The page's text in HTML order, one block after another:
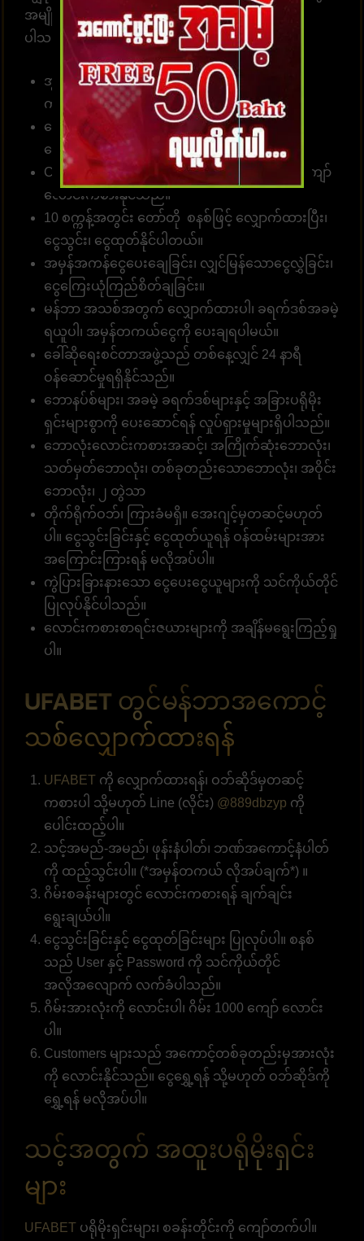
အမျိုးမျိုးသော အကျိုးကျေးဇူးများကို စုစည်းထား
ပါသည်။
အွန်လိုင်းဘောလုံးလောင်းကြေကိုး 10 ဘတ် (၅၀၀
ကျပ် )မှစတင်နိုင်။
လောင်းကစား၊ အားကစားဂိမ်းများ၊ ကာစီနိုများ၊ စ
လော့များအတွက်
ဝန်ဆောင်မှုလင့်ခ်
Customer တစ်ဦးတည်းသည် ဂိမ်းပေါင်း 1၀00 ကျော်
လောင်းကစားနိုင်သည်။
10 စက္ကန့်အတွင်း တော်တို စနစ်ဖြင့် လျှောက်ထားပြီး၊
ငွေသွင်း၊ ငွေထုတ်နိုင်ပါတယ်။
အမှန်အကန်ငွေပေးချေခြင်း၊ လျှင်မြန်သောငွေလွှဲခြင်း၊
ငွေကြေးယုံကြည်စိတ်ချခြင်း။
မန်ဘာ အသစ်အတွက် လျှောက်ထားပါ၊ ခရက်ဒစ်အခမဲ့
ရယူပါ၊ အမှန်တကယ်ငွေကို ပေးချရပါမယ်။
ခေါ်ဆိုရေးစင်တာအဖွဲ့သည် တစ်နေ့လျှင် 24 နာရီ
ဝန်ဆောင်မှုရရှိနိုင်သည်။
ဘောနပ်စ်များ၊ အခမဲ့ ခရက်ဒစ်များနှင့် အခြားပရိုမိုး
ရှင်းများစွာကို ပေးဆောင်ရန် လှုပ်ရှားမှုများရှိပါသည်။
ဘောလုံးလောင်းကစားအဆင့်၊ အကြိုက်ဆုံးဘောလုံး၊
သတ်မှတ်ဘောလုံး၊ တစ်ခုတည်းသောဘောလုံး၊ အဝိုင်း
ဘောလုံး၊ ၂ တွဲသာ
တိုက်ရိုက်ဝဘ်၊ ကြားခံမရှိ။ အေးဂျင့်မှတဆင့်မဟုတ်
ပါ။ ငွေသွင်းခြင်းနှင့် ငွေထုတ်ယူရန် ဝန်ထမ်းများအား
အကြောင်းကြားရန် မလိုအပ်ပါ။
ကွဲပြားခြားနားသော ငွေပေးငွေယူများကို သင်ကိုယ်တိုင်
ပြုလုပ်နိုင်ပါသည်။
လောင်းကစားစာရင်းဇယားများကို အချိန်မရွေးကြည့်ရှု
ပါ။
UFABET တွင်မန်ဘာအကောင့်
သစ်လျှောက်ထားရန်
UFABET ကို လျှောက်ထားရန်၊ ဝဘ်ဆိုဒ်မှတဆင့်
ကစားပါ သို့မဟုတ် Line (လိုင်း) @889dbzyp ကို
ပေါင်းထည့်ပါ။
သင့်အမည်-အမည်၊ ဖုန်းနံပါတ်၊ ဘဏ်အကောင့်နံပါတ်
ကို ထည့်သွင်းပါ။ (*အမှန်တကယ် လိုအပ်ချက်*) ။
ဂိမ်းစခန်းများတွင် လောင်းကစားရန် ချက်ချင်း
ရွေးချယ်ပါ။
ငွေသွင်းခြင်းနှင့် ငွေထုတ်ခြင်းများ ပြုလုပ်ပါ။ စနစ်
သည် User နှင့် Password ကို သင်ကိုယ်တိုင်
အလိုအလျောက် လက်ခံပါသည်။
ဂိမ်းအားလုံးကို လောင်းပါ၊ ဂိမ်း 1000 ကျော် လောင်း
ပါ။
Customers များသည် အကောင့်တစ်ခုတည်းမှအားလုံး
ကို လောင်းနိုင်သည်။ ငွေရွှေ့ရန် သို့မဟုတ် ဝဘ်ဆိုဒ်ကို
ရွှေ့ရန် မလိုအပ်ပါ။
သင့်အတွက် အထူးပရိုမိုးရှင်း
များ
UFABET ပရိုမိုးရှင်းများ၊ စခန်းတိုင်းကို ကျော်တက်ပါ။